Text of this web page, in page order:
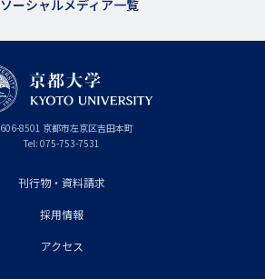
ソーシャルメディア一覧
606-8501 京
都
府
京都市左京区吉田本町
Tel: 075-753-7531
刊行物・資料請求
採用情報
アクセス